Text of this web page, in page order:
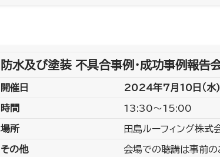
防水及び塗装 不具合事例･成功事例報
開催日 2024年7月10日（水)
時間 13:30～15:00
場所 田島ルーフィング株
その他 会場での聴講は事前の